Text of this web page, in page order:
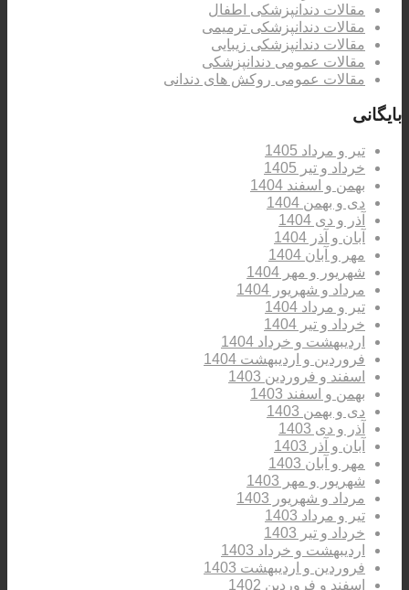
مقالات دندانپزشکی اطفال
مقالات دندانپزشکی ترمیمی
مقالات دندانپزشکی زیبایی
مقالات عمومی دندانپزشکی
مقالات عمومی روکش های دندانی
بایگانی
تیر و مرداد 1405
خرداد و تیر 1405
بهمن و اسفند 1404
دی و بهمن 1404
آذر و دی 1404
آبان و آذر 1404
مهر و آبان 1404
شهریور و مهر 1404
مرداد و شهریور 1404
تیر و مرداد 1404
خرداد و تیر 1404
اردیبهشت و خرداد 1404
فروردین و اردیبهشت 1404
اسفند و فروردین 1403
بهمن و اسفند 1403
دی و بهمن 1403
آذر و دی 1403
آبان و آذر 1403
مهر و آبان 1403
شهریور و مهر 1403
مرداد و شهریور 1403
تیر و مرداد 1403
خرداد و تیر 1403
اردیبهشت و خرداد 1403
فروردین و اردیبهشت 1403
اسفند و فروردین 1402